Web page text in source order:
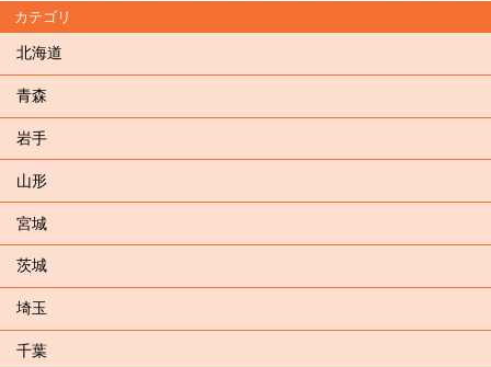
カテゴリ
北海道
青森
岩手
山形
宮城
茨城
埼玉
千葉